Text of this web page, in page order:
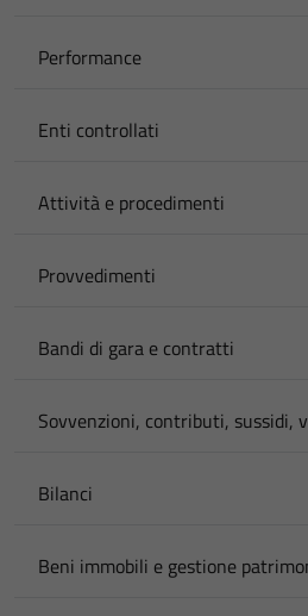
Performance
Enti controllati
Attività e procedimenti
Provvedimenti
Bandi di gara e contratti
Sovvenzioni, contributi, sussidi,
Bilanci
Beni immobili e gestione